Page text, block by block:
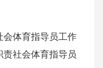
会体育指导员工作
社会体育指导员